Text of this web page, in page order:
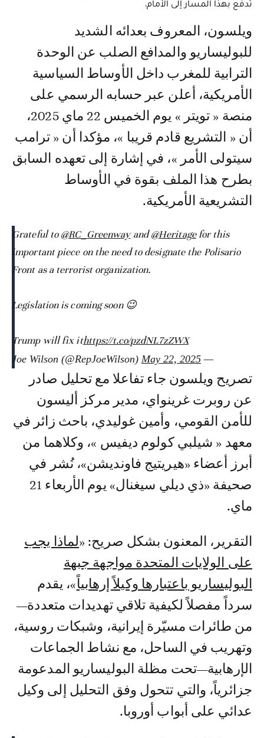
تدفع بهذا المسار إلى الأمام.
ويلسون، المعروف بعدائه الشديد
للبوليساريو والمدافع الصلب عن الوحدة
الترابية للمغرب داخل الأوساط السياسية
الأمريكية، أعلن عبر حسابه الرسمي على
منصة « تويتر » يوم الخميس 22 ماي 2025،
أن « التشريع قادم قريبا »، مؤكدا أن « ترامب
سيتولى الأمر »، في إشارة إلى تعهده السابق
بطرح هذا الملف بقوة في الأوساط
التشريعية الأمريكية.
Grateful to@RC_Greenwayand@Heritagefor this
important piece on the need to designate the Polisario
Front as a terrorist organization.
Legislation is coming soon 😉
Trump will fix ithttps://t.co/pzdNL7zZWX
— Joe Wilson (@RepJoeWilson)
May 22, 2025
تصريح ويلسون جاء تفاعلا مع تحليل صادر
عن روبرت غرينواي، مدير مركز أليسون
للأمن القومي، وأمين غوليدي، باحث زائر في
معهد « شيلبي كولوم ديفيس »، وكلاهما من
أبرز أعضاء «هيريتيج فاونديشن»، نُشر في
صحيفة «ذي ديلي سيغنال» يوم الأربعاء 21
ماي.
التقرير، المعنون بشكل صريح: «لماذا يجب
على الولايات المتحدة مواجهة جبهة
البوليساريو باعتبارها وكيلاً إرهابياً»، يقدم
سرداً مفصلاً لكيفية تلاقي تهديدات متعددة—
من طائرات مسيّرة إيرانية، وشبكات روسية،
وتهريب في الساحل، مع نشاط الجماعات
الإرهابية—تحت مظلة البوليساريو المدعومة
جزائرياً، والتي تتحول وفق التحليل إلى وكيل
عدائي على أبواب أوروبا.